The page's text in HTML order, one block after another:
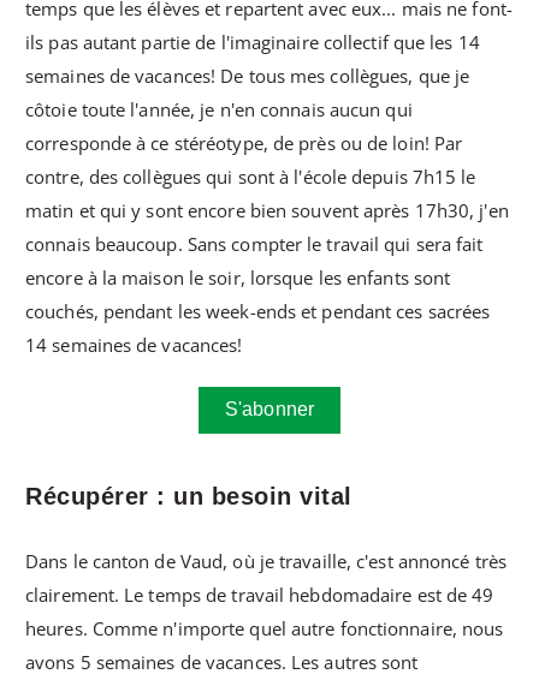
temps que les élèves et repartent avec eux... mais ne font-
ils pas autant partie de l'imaginaire collectif que les 14
semaines de vacances! De tous mes collègues, que je
côtoie toute l'année, je n'en connais aucun qui
corresponde à ce stéréotype, de près ou de loin! Par
contre, des collègues qui sont à l'école depuis 7h15 le
matin et qui y sont encore bien souvent après 17h30, j'en
connais beaucoup. Sans compter le travail qui sera fait
encore à la maison le soir, lorsque les enfants sont
couchés, pendant les week-ends et pendant ces sacrées
14 semaines de vacances!
S'abonner
Récupérer : un besoin vital
Dans le canton de Vaud, où je travaille, c'est annoncé très
clairement. Le temps de travail hebdomadaire est de 49
heures. Comme n'importe quel autre fonctionnaire, nous
avons 5 semaines de vacances. Les autres sont